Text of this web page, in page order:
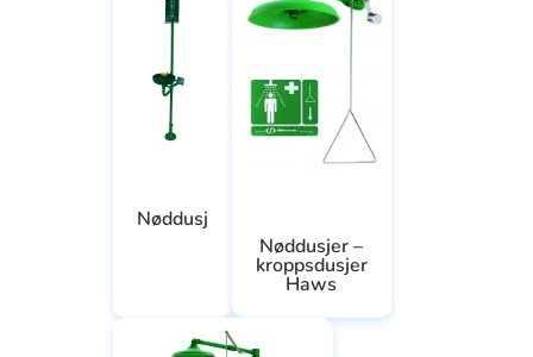
Nøddusj
Nøddusjer –
kroppsdusjer
Haws